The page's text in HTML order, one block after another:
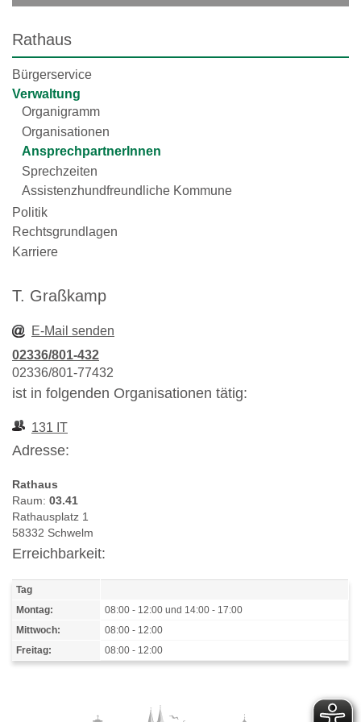
Rathaus
Bürgerservice
Verwaltung
Organigramm
Organisationen
AnsprechpartnerInnen
Sprechzeiten
Assistenzhundfreundliche Kommune
Politik
Rechtsgrundlagen
Karriere
T. Graßkamp
E-Mail senden
02336/801-432
02336/801-77432
ist in folgenden Organisationen tätig:
131 IT
Adresse:
Rathaus
Raum: 03.41
Rathausplatz 1
58332 Schwelm
Erreichbarkeit:
Tag
Montag: 08:00 - 12:00 und 14:00 - 17:00
Mittwoch: 08:00 - 12:00
Freitag: 08:00 - 12:00